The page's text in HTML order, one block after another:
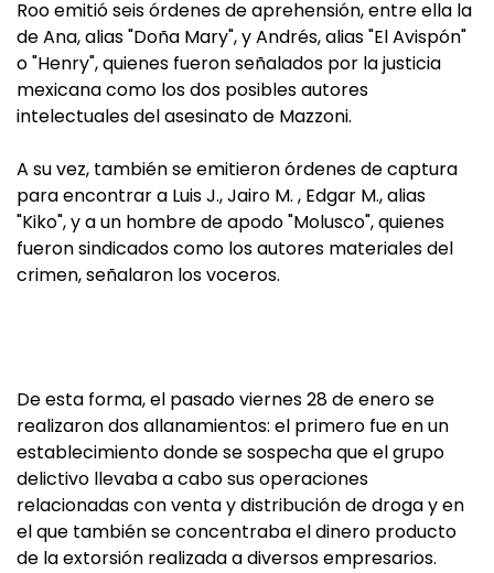
Roo emitió seis órdenes de aprehensión, entre ella la
de Ana, alias "Doña Mary", y Andrés, alias "El Avispón"
o "Henry", quienes fueron señalados por la justicia
mexicana como los dos posibles autores
intelectuales del asesinato de Mazzoni.
A su vez, también se emitieron órdenes de captura
para encontrar a Luis J., Jairo M. , Edgar M., alias
"Kiko", y a un hombre de apodo "Molusco", quienes
fueron sindicados como los autores materiales del
crimen, señalaron los voceros.
De esta forma, el pasado viernes 28 de enero se
realizaron dos allanamientos: el primero fue en un
establecimiento donde se sospecha que el grupo
delictivo llevaba a cabo sus operaciones
relacionadas con venta y distribución de droga y en
el que también se concentraba el dinero producto
de la extorsión realizada a diversos empresarios.